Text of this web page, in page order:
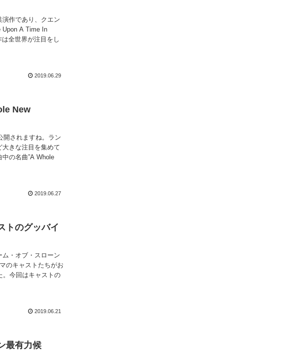
作であり、クエン
Upon A Time In
全世界が注目をし
2019.06.29
New
開されますね。ラン
きな注目を集めて
の名曲”A Whole
2019.06.27
トのグッバイ
・オブ・スローン
のキャストたちがお
。今回はキャストの
2019.06.21
最有力候